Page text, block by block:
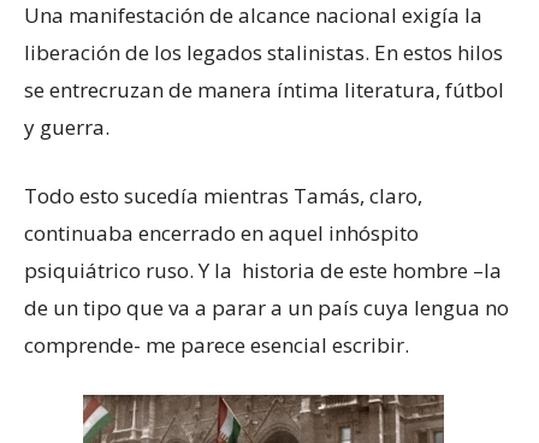
Una manifestación de alcance nacional exigía la
liberación de los legados stalinistas. En estos hilos
se entrecruzan de manera íntima literatura, fútbol
y guerra.
Todo esto sucedía mientras Tamás, claro,
continuaba encerrado en aquel inhóspito
psiquiátrico ruso. Y la historia de este hombre –la
de un tipo que va a parar a un país cuya lengua no
comprende- me parece esencial escribir.